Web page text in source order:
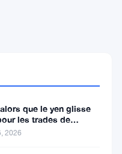
que le yen glisse
les trades de
2026